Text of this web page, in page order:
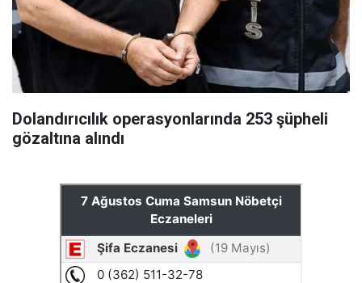
Dolandırıcılık operasyonlarında 253 şüpheli
gözaltına alındı